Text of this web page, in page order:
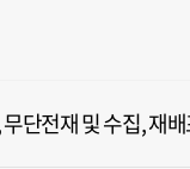
단전재 및 수집, 재